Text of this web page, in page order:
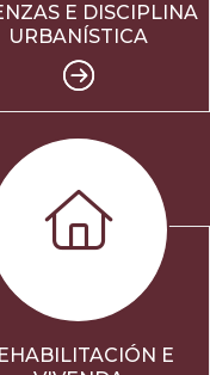
E DISCIPLINA
URBANÍSTICA
E